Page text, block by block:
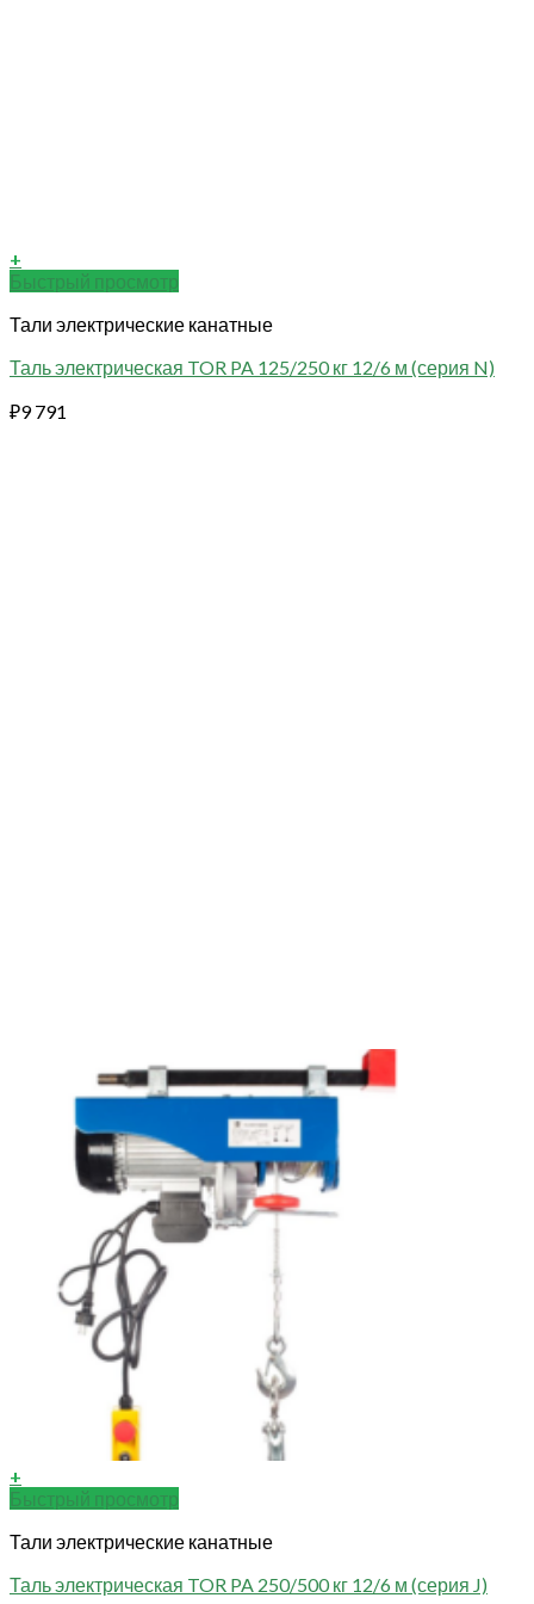
+
Быстрый просмотр
Тали электрические канатные
Таль электрическая TOR PA 125/250 кг 12/6 м (серия N)
₽9 791
+
Быстрый просмотр
Тали электрические канатные
Таль электрическая TOR PA 250/500 кг 12/6 м (серия J)